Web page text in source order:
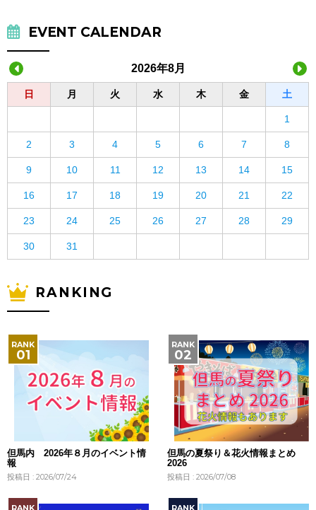
EVENT CALENDAR
2026年8月
日 月 火 水 木 金 土
1
2 3 4 5 6 7 8
9 10 11 12 13 14 15
16 17 18 19 20 21 22
23 24 25 26 27 28 29
30 31
RANKING
但馬内 2026年８月のイベント情
報
投稿日 : 2026/07/24
但馬の夏祭り＆花火情報まとめ
2026
投稿日 : 2026/07/08